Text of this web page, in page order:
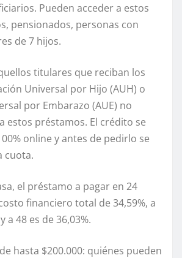
Pueden acceder a estos
pensionados, personas con
de 7 hijos.
titulares que reciban los
Universal por Hijo (AUH) o
por Embarazo (AUE) no
estos préstamos. El crédito se
online y antes de pedirlo se
cuota.
el préstamo a pagar en 24
financiero total de 34,59%, a
a 48 es de 36,03%.
hasta $200.000: quiénes pueden